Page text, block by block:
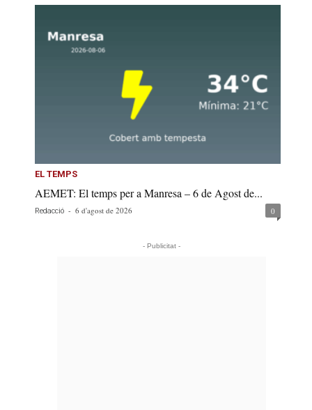
EL TEMPS
AEMET: El temps per a Manresa – 6 de Agost de...
Redacció - 6 d'agost de 2026 0
- Publicitat -